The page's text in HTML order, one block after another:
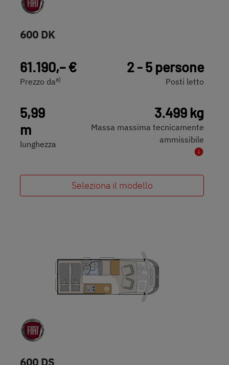
600 DK
61.190,– €
Prezzo daa)
2 - 5 persone
Posti letto
5,99
m
lunghezza
3.499 kg
Massa massima tecnicamente
ammissibile
Seleziona il modello
600 DS